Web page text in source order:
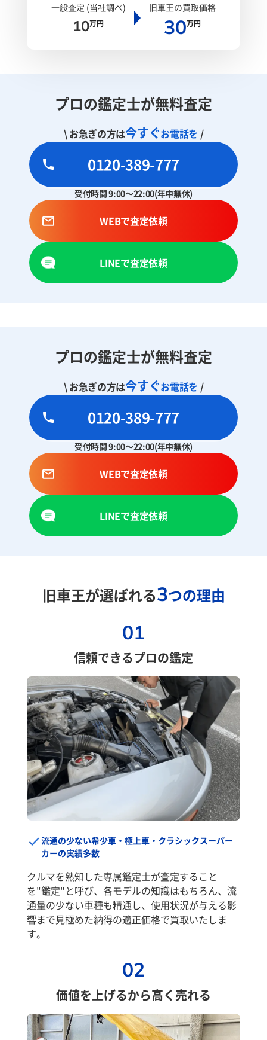
一般査定 (当社調べ)
10万円
旧車王の買取価格
30万円
プロの鑑定士が無料査定
\ お急ぎの方は今すぐお電話を /
0120-389-777
受付時間 9:00～22:00(年中無休)
WEBで査定依頼
LINEで査定依頼
プロの鑑定士が無料査定
\ お急ぎの方は今すぐお電話を /
0120-389-777
受付時間 9:00～22:00(年中無休)
WEBで査定依頼
LINEで査定依頼
旧車王が選ばれる3つの理由
01
信頼できるプロの鑑定
流通の少ない希少車・極上車・クラシックスーパー
カーの実績多数
クルマを熟知した専属鑑定士が査定すること
を"鑑定"と呼び、各モデルの知識はもちろん、流
通量の少ない車種も精通し、使用状況が与える影
響まで見極めた納得の適正価格で買取いたしま
す。
02
価値を上げるから高く売れる